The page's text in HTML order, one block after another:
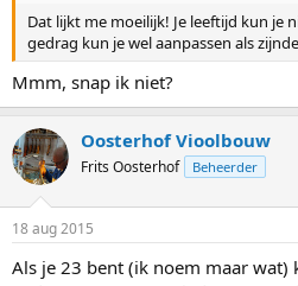
r
Dat lijkt me moeilijk! Je leeftijd kun je
gedrag kun je wel aanpassen als
Mmm, snap ik niet?
Oosterhof Vioolbouw
Frits Oosterhof Beheerder
18 aug 2015
Als je 23 bent (ik noem maar wat)